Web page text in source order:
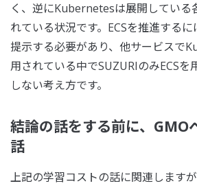
く、逆にKubernetesは展開している
れている状況です。ECSを推進する
提示する必要があり、他サービスで
用されている中でSUZURIのみECSを
しない考え方です。
結論の話をする前に、GMO
話
上記の学習コストの話に関連します